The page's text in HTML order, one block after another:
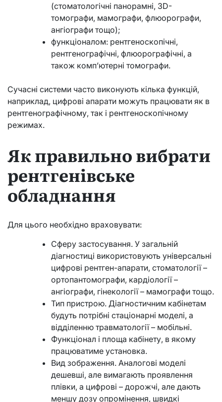
(стоматологічні панорамні, 3D-
томографи, мамографи, флюорографи,
ангіографи тощо);
функціоналом: рентгеноскопічні,
рентгенографічні, флюорографічні, а
також комп’ютерні томографи.
Сучасні системи часто виконують кілька функцій,
наприклад, цифрові апарати можуть працювати як в
рентгенографічному, так і рентгеноскопічному
режимах.
Як правильно вибрати
рентгенівське
обладнання
Для цього необхідно враховувати:
Сферу застосування. У загальній
діагностиці використовують універсальні
цифрові рентген-апарати, стоматології –
ортопантомографи, кардіології –
ангіографи, гінекології – мамографи тощо.
Тип пристрою. Діагностичним кабінетам
будуть потрібні стаціонарні моделі, а
відділенню травматології – мобільні.
Функціонал і площа кабінету, в якому
працюватиме установка.
Вид зображення. Аналогові моделі
дешевші, але вимагають проявлення
плівки, а цифрові – дорожчі, але дають
меншу дозу опромінення, швидкі